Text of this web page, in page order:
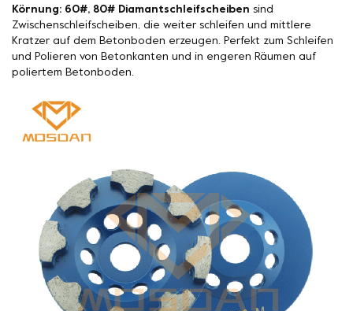
Körnung: 60#, 80# Diamantschleifscheiben sind
Zwischenschleifscheiben, die weiter schleifen und mittlere
Kratzer auf dem Betonboden erzeugen. Perfekt zum Schleifen
und Polieren von Betonkanten und in engeren Räumen auf
poliertem Betonboden.